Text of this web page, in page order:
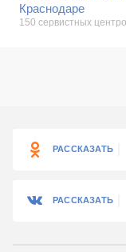
Краснодаре
150 сервистных
РАССКАЗАТЬ
РАССКАЗАТЬ